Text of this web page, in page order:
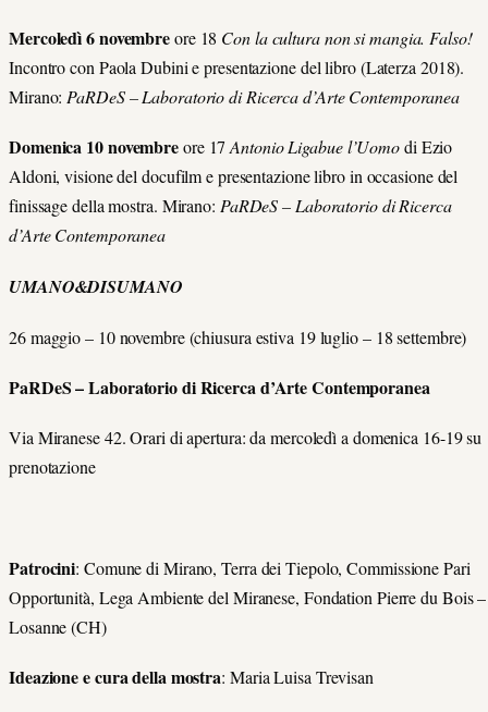
Mercoledì 6 novembreore 18 Con la cultura non si mangia. Falso!
Incontro con Paola Dubini e presentazione del libro (Laterza 2018).
Mirano: PaRDeS – Laboratorio di Ricerca d’Arte Contemporanea
Domenica 10 novembreore 17Antonio Ligabue l’Uomodi Ezio
Aldoni, visione del docufilm e presentazione libro in occasione del
finissage della mostra. Mirano: PaRDeS – Laboratorio di Ricerca
d’Arte Contemporanea
UMANO&DISUMANO
26 maggio – 10 novembre (chiusura estiva 19 luglio – 18 settembre)
PaRDeS – Laboratorio di Ricerca d’Arte Contemporanea
Via Miranese 42. Orari di apertura: da mercoledì a domenica 16-19 su
prenotazione
Patrocini: Comune di Mirano, Terra dei Tiepolo, Commissione Pari
Opportunità, Lega Ambiente del Miranese, Fondation Pierre du Bois –
Losanne (CH)
Ideazione e cura della mostra: Maria Luisa Trevisan